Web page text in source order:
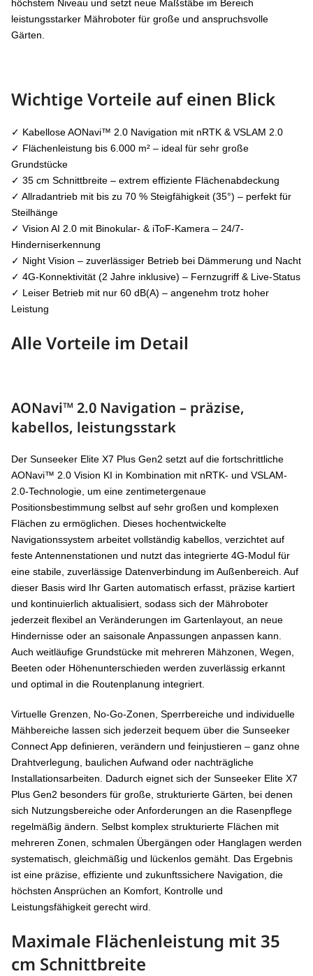
höchstem Niveau und setzt neue Maßstäbe im Bereich
leistungsstarker Mähroboter für große und anspruchsvolle
Gärten.
Wichtige Vorteile auf einen Blick
✓ Kabellose AONavi™ 2.0 Navigation mit nRTK & VSLAM 2.0
✓ Flächenleistung bis 6.000 m² – ideal für sehr große
Grundstücke
✓ 35 cm Schnittbreite – extrem effiziente Flächenabdeckung
✓ Allradantrieb mit bis zu 70 % Steigfähigkeit (35°) – perfekt für
Steilhänge
✓ Vision AI 2.0 mit Binokular- & iToF-Kamera – 24/7-
Hinderniserkennung
✓ Night Vision – zuverlässiger Betrieb bei Dämmerung und Nacht
✓ 4G-Konnektivität (2 Jahre inklusive) – Fernzugriff & Live-Status
✓ Leiser Betrieb mit nur 60 dB(A) – angenehm trotz hoher
Leistung
Alle Vorteile im Detail
AONavi™ 2.0 Navigation – präzise,
kabellos, leistungsstark
Der Sunseeker Elite X7 Plus Gen2 setzt auf die fortschrittliche
AONavi™ 2.0 Vision KI in Kombination mit nRTK- und VSLAM-
2.0-Technologie, um eine zentimetergenaue
Positionsbestimmung selbst auf sehr großen und komplexen
Flächen zu ermöglichen. Dieses hochentwickelte
Navigationssystem arbeitet vollständig kabellos, verzichtet auf
feste Antennenstationen und nutzt das integrierte 4G-Modul für
eine stabile, zuverlässige Datenverbindung im Außenbereich. Auf
dieser Basis wird Ihr Garten automatisch erfasst, präzise kartiert
und kontinuierlich aktualisiert, sodass sich der Mähroboter
jederzeit flexibel an Veränderungen im Gartenlayout, an neue
Hindernisse oder an saisonale Anpassungen anpassen kann.
Auch weitläufige Grundstücke mit mehreren Mähzonen, Wegen,
Beeten oder Höhenunterschieden werden zuverlässig erkannt
und optimal in die Routenplanung integriert.
Virtuelle Grenzen, No-Go-Zonen, Sperrbereiche und individuelle
Mähbereiche lassen sich jederzeit bequem über die Sunseeker
Connect App definieren, verändern und feinjustieren – ganz ohne
Drahtverlegung, baulichen Aufwand oder nachträgliche
Installationsarbeiten. Dadurch eignet sich der Sunseeker Elite X7
Plus Gen2 besonders für große, strukturierte Gärten, bei denen
sich Nutzungsbereiche oder Anforderungen an die Rasenpflege
regelmäßig ändern. Selbst komplex strukturierte Flächen mit
mehreren Zonen, schmalen Übergängen oder Hanglagen werden
systematisch, gleichmäßig und lückenlos gemäht. Das Ergebnis
ist eine präzise, effiziente und zukunftssichere Navigation, die
höchsten Ansprüchen an Komfort, Kontrolle und
Leistungsfähigkeit gerecht wird.
Maximale Flächenleistung mit 35
cm Schnittbreite